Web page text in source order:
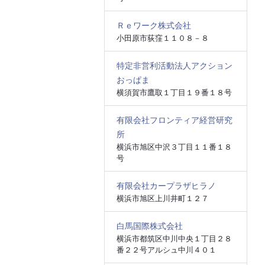
Ｒｅワーク株式会社
小田原市荻窪１１０８－８
特定非営利活動法人アクション
おっぱま
横須賀市鷹取１丁目１９番１８号
有限会社フロンティア経営研究
所
横浜市旭区中沢３丁目１１番１８
号
有限会社カープラザヒラノ
横浜市旭区上川井町１２７
白馬国際株式会社
横浜市都筑区中川中央１丁目２８
番２２号アルシュ中川４０１